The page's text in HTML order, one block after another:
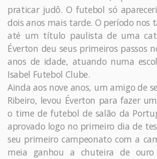
praticar judô. O futebol só
dois anos mais tarde. O período nos
até um título paulista de uma
Éverton deu seus primeiros passos
anos de idade, atuando numa
Isabel Futebol Clube.
Ainda aos nove anos, um amigo de
Ribeiro, levou Éverton para fazer
o time de futebol de salão da
aprovado logo no primeiro dia de
seu primeiro campeonato com a
meia ganhou a chuteira de